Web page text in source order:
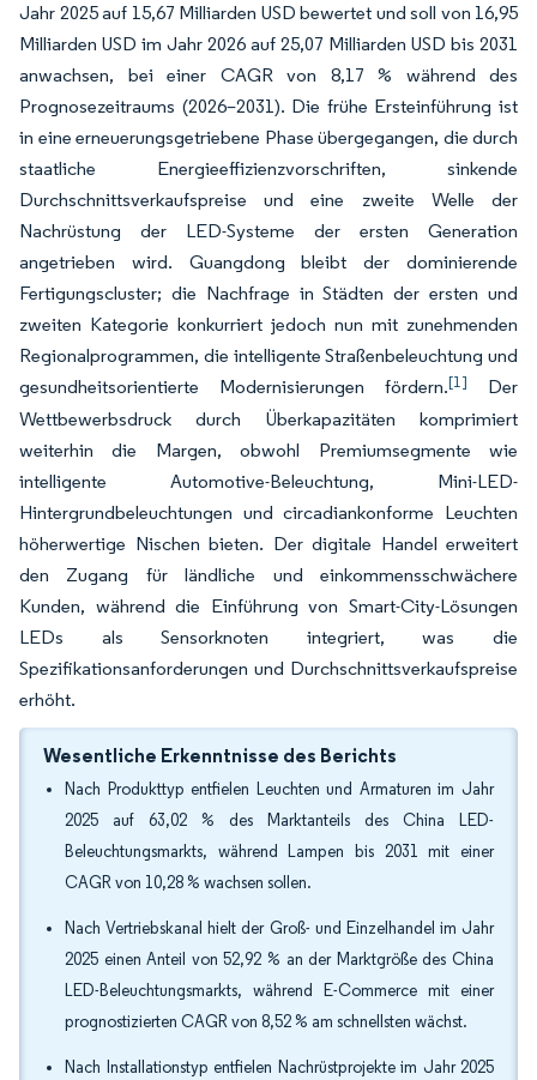
Jahr 2025 auf 15,67 Milliarden USD bewertet und soll von 16,95
Milliarden USD im Jahr 2026 auf 25,07 Milliarden USD bis 2031
anwachsen, bei einer CAGR von 8,17 % während des
Prognosezeitraums (2026–2031). Die frühe Ersteinführung ist
in eine erneuerungsgetriebene Phase übergegangen, die durch
staatliche Energieeffizienzvorschriften, sinkende
Durchschnittsverkaufspreise und eine zweite Welle der
Nachrüstung der LED-Systeme der ersten Generation
angetrieben wird. Guangdong bleibt der dominierende
Fertigungscluster; die Nachfrage in Städten der ersten und
zweiten Kategorie konkurriert jedoch nun mit zunehmenden
Regionalprogrammen, die intelligente Straßenbeleuchtung und
gesundheitsorientierte Modernisierungen fördern.[1]
Der
Wettbewerbsdruck durch Überkapazitäten komprimiert
weiterhin die Margen, obwohl Premiumsegmente wie
intelligente Automotive-Beleuchtung, Mini-LED-
Hintergrundbeleuchtungen und circadiankonforme Leuchten
höherwertige Nischen bieten. Der digitale Handel erweitert
den Zugang für ländliche und einkommensschwächere
Kunden, während die Einführung von Smart-City-Lösungen
LEDs als Sensorknoten integriert, was die
Spezifikationsanforderungen und Durchschnittsverkaufspreise
erhöht.
Wesentliche Erkenntnisse des Berichts
Nach Produkttyp entfielen Leuchten und Armaturen im Jahr
2025 auf 63,02 % des Marktanteils des China LED-
Beleuchtungsmarkts, während Lampen bis 2031 mit einer
CAGR von 10,28 % wachsen sollen.
Nach Vertriebskanal hielt der Groß- und Einzelhandel im Jahr
2025 einen Anteil von 52,92 % an der Marktgröße des China
LED-Beleuchtungsmarkts, während E-Commerce mit einer
prognostizierten CAGR von 8,52 % am schnellsten wächst.
Nach Installationstyp entfielen Nachrüstprojekte im Jahr 2025